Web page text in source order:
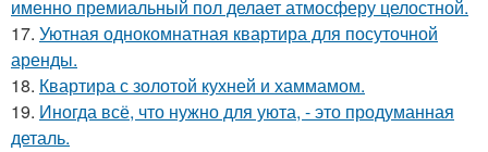
именно премиальный пол делает атмосферу целостной.
17. Уютная однокомнатная квартира для посуточной
аренды.
18. Квартира с золотой кухней и хаммамом.
19. Иногда всё, что нужно для уюта, - это продуманная
деталь.